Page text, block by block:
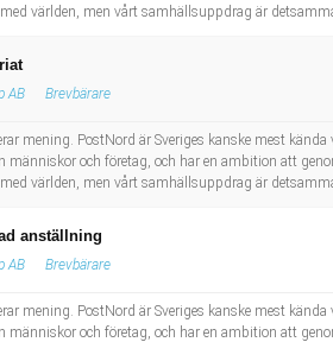
världen, men vårt samhällsuppdrag är
AB Brevbärare
mening. PostNord är Sveriges kanske mest
människor och företag, och har en ambition att
världen, men vårt samhällsuppdrag är
anställning
AB Brevbärare
mening. PostNord är Sveriges kanske mest
människor och företag, och har en ambition att